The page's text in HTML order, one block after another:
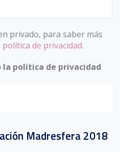
privado, para saber más
política de privacidad.
la política de privacidad
Madresfera 2018